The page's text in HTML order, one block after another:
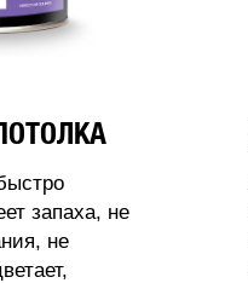
запаха, не
не